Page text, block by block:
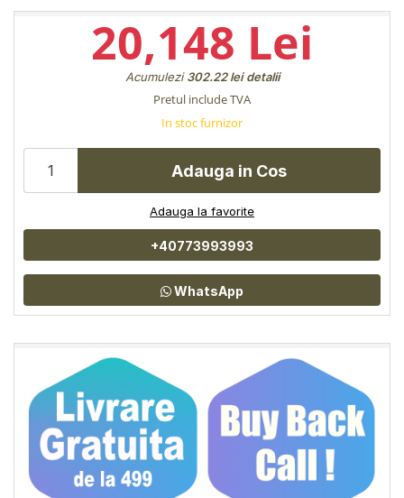
20,148 Lei
Acumulezi302.22 lei detalii
Pretul include TVA
In stoc furnizor
Adauga in Cos
Adauga la favorite
+40773993993
WhatsApp